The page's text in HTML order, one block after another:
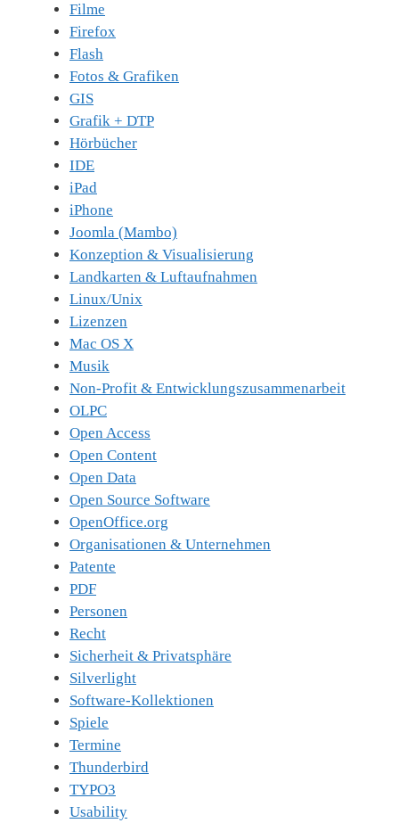
Filme
Firefox
Flash
Fotos & Grafiken
GIS
Grafik + DTP
Hörbücher
IDE
iPad
iPhone
Joomla (Mambo)
Konzeption & Visualisierung
Landkarten & Luftaufnahmen
Linux/Unix
Lizenzen
Mac OS X
Musik
Non-Profit & Entwicklungszusammenarbeit
OLPC
Open Access
Open Content
Open Data
Open Source Software
OpenOffice.org
Organisationen & Unternehmen
Patente
PDF
Personen
Recht
Sicherheit & Privatsphäre
Silverlight
Software-Kollektionen
Spiele
Termine
Thunderbird
TYPO3
Usability